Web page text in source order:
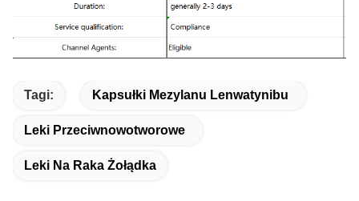
Tagi: Kapsułki Mezylanu Lenwatynibu
Leki Przeciwnowotworowe
Leki Na Raka Żołądka